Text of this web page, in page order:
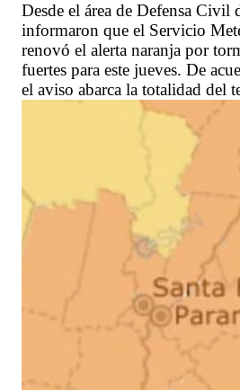
Desde el área de Defensa Civil
informaron que el Servicio
renovó el alerta naranja por
fuertes para este jueves. De
el aviso abarca la totalidad del